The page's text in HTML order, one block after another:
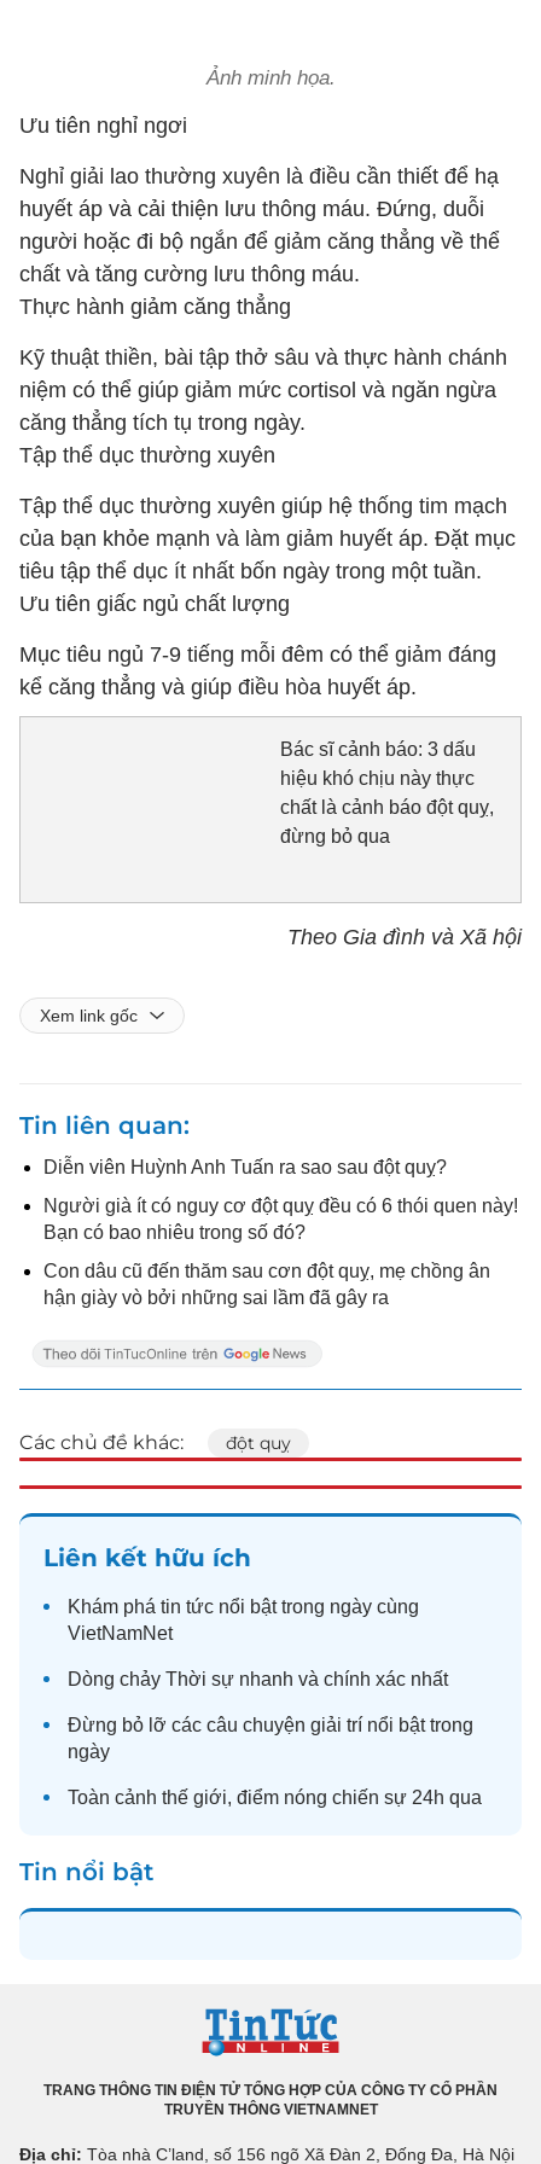
Ảnh minh họa.
Ưu tiên nghỉ ngơi
Nghỉ giải lao thường xuyên là điều cần thiết để hạ
huyết áp và cải thiện lưu thông máu. Đứng, duỗi
người hoặc đi bộ ngắn để giảm căng thẳng về thể
chất và tăng cường lưu thông máu.
Thực hành giảm căng thẳng
Kỹ thuật thiền, bài tập thở sâu và thực hành chánh
niệm có thể giúp giảm mức cortisol và ngăn ngừa
căng thẳng tích tụ trong ngày.
Tập thể dục thường xuyên
Tập thể dục thường xuyên giúp hệ thống tim mạch
của bạn khỏe mạnh và làm giảm huyết áp. Đặt mục
tiêu tập thể dục ít nhất bốn ngày trong một tuần.
Ưu tiên giấc ngủ chất lượng
Mục tiêu ngủ 7-9 tiếng mỗi đêm có thể giảm đáng
kể căng thẳng và giúp điều hòa huyết áp.
Bác sĩ cảnh báo: 3 dấu
hiệu khó chịu này thực
chất là cảnh báo đột quỵ,
đừng bỏ qua
Theo Gia đình và Xã hội
Xem link gốc
Tin liên quan
Diễn viên Huỳnh Anh Tuấn ra sao sau đột quỵ?
Người già ít có nguy cơ đột quỵ đều có 6 thói quen này!
Bạn có bao nhiêu trong số đó?
Con dâu cũ đến thăm sau cơn đột quỵ, mẹ chồng ân
hận giày vò bởi những sai lầm đã gây ra
Các chủ đề khác: đột quỵ
Liên kết hữu ích
Khám phá tin tức nổi bật trong ngày cùng
VietNamNet
Dòng chảy Thời sự nhanh và chính xác nhất
Đừng bỏ lỡ các câu chuyện giải trí nổi bật trong
ngày
Toàn cảnh thế giới, điểm nóng chiến sự 24h qua
Tin nổi bật
TRANG THÔNG TIN ĐIỆN TỬ TỔNG HỢP CỦA CÔNG TY CỔ PHẦN
TRUYỀN THÔNG VIETNAMNET
Địa chỉ: Tòa nhà C’land, số 156 ngõ Xã Đàn 2, Đống Đa, Hà Nội